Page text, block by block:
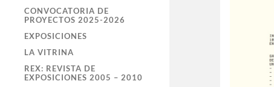
CONVOCATORIA DE
PROYECTOS 2025-2026
EXPOSICIONES
LA VITRINA
REX: REVISTA DE
EXPOSICIONES 2005 – 2010